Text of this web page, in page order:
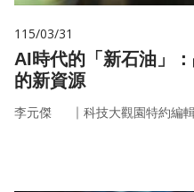
115/03/31
AI時代的「新石油」
的新資源
李元傑 ｜ 科技大觀園特約編